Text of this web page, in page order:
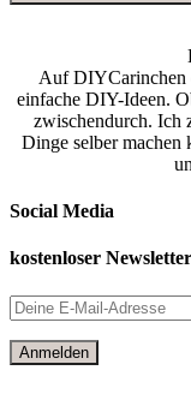
Auf DIYCarinchen
einfache DIY-Ideen.
zwischendurch. Ich
Dinge selber machen
Social Media
kostenloser Newsletter